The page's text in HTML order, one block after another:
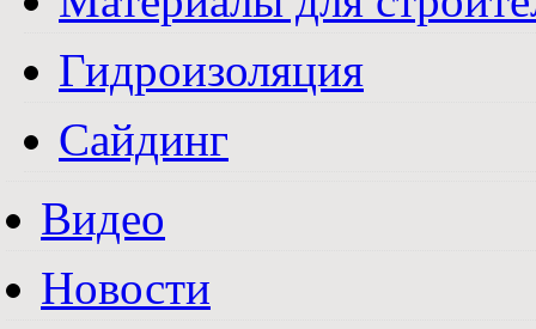
Гидроизоляция
Сайдинг
Видео
Новости